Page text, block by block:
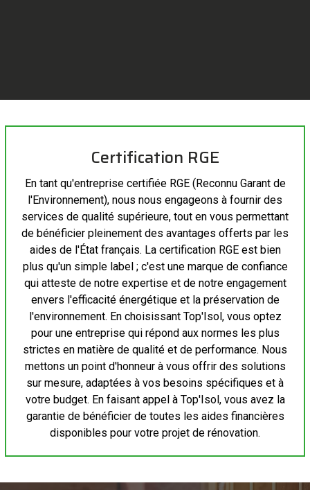
Certification RGE
En tant qu'entreprisecertifiée RGE (Reconnu Garant de
l'Environnement), nous nous engageons à fournir des
services de qualité supérieure, tout en vous permettant
de bénéficier pleinement des avantages offerts par les
aides de l'État français. La certification RGE est bien
plus qu'un simple label ; c'est une marque de confiance
qui atteste de notre expertise et de notre engagement
envers l'efficacité énergétique et la préservation de
l'environnement. En choisissant Top'Isol, vous optez
pour une entreprise qui répond aux normes les plus
strictes en matière de qualité et de performance. Nous
mettons un point d'honneur à vous offrir des solutions
sur mesure, adaptées à vos besoins spécifiques et à
votre budget. En faisant appel à Top'Isol, vous avez la
garantie de bénéficier de toutes les aides financières
disponibles pour votre projet de rénovation.